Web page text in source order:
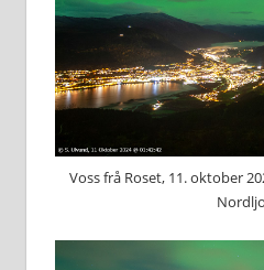
Voss frå Roset, 11. oktober